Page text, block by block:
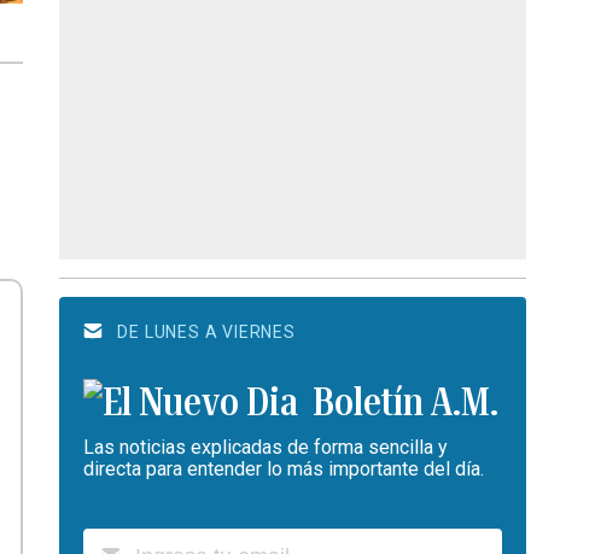
DE LUNES A VIERNES
Boletín A.M.
Las noticias explicadas de forma sencilla y
directa para entender lo más importante del día.